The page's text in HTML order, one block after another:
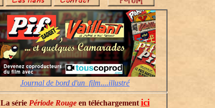
Journal de bord d'un film....illustré
La série Période Rouge en téléchargement ici